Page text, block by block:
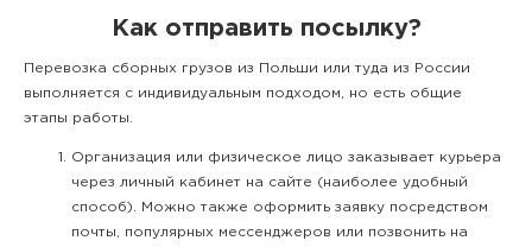
Как отправить посылку?
Перевозка сборных грузов из Польши или туда из России
выполняется с индивидуальным подходом, но есть общие
этапы работы.
Организация или физическое лицо заказывает курьера
через личный кабинет на сайте (наиболее удобный
способ). Можно также оформить заявку посредством
почты, популярных мессенджеров или позвонить на